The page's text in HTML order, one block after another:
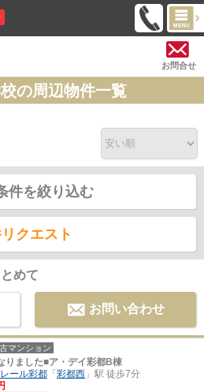
お問合せ
の周辺物件一覧
件を絞り込む
クエスト
めて
お問い合わせ
マンション
りました■ア・デイ彩都B棟
ール彩都 「 彩都西 」駅 徒歩7分